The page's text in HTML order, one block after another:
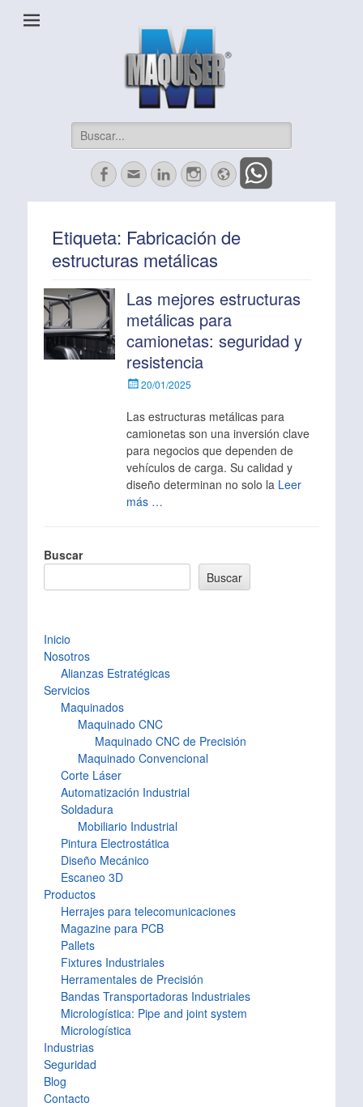
Maquiser Industrial
Herrajes, Automatización, Maquinados CNC y más
Buscar:
Facebook
Correo
electrónico
LinkedInInstagram
Website
Etiqueta: Fabricación de
estructuras metálicas
Las mejores estructuras
metálicas para
camionetas: seguridad y
resistencia
Escrito20/01/2025
Las estructuras metálicas para
camionetas son una inversión clave
para negocios que dependen de
vehículos de carga. Su calidad y
diseño determinan no solo la Leer
más …
Buscar
Buscar
Inicio
Nosotros
Alianzas Estratégicas
Servicios
Maquinados
Maquinado CNC
Maquinado CNC de Precisión
Maquinado Convencional
Corte Láser
Automatización Industrial
Soldadura
Mobiliario Industrial
Pintura Electrostática
Diseño Mecánico
Escaneo 3D
Productos
Herrajes para telecomunicaciones
Magazine para PCB
Pallets
Fixtures Industriales
Herramentales de Precisión
Bandas Transportadoras Industriales
Micrologística: Pipe and joint system
Micrologística
Industrias
Seguridad
Blog
Contacto